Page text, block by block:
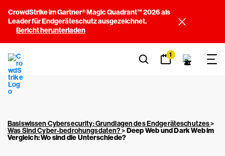
CrowdStrike im Gartner® Magic Quadrant™ 2026 als
Leader für Endgeräteschutz ausgezeichnet.
Bericht herunterladen
1
Basiswissen Cybersecurity: Grundlagen des Endgeräteschutzes>
Was Sind Cyber-bedrohungsdaten?>Deep Web und Dark Web im
Vergleich: Wo sind die Unterschiede?